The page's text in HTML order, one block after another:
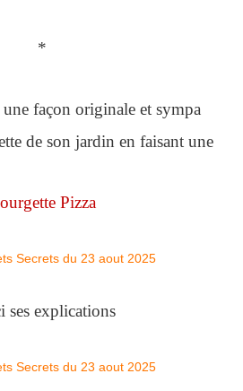
*
une façon originale et sympa
de son jardin en faisant une
Pizza
ses explications